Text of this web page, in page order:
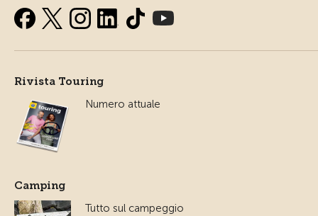
Rivista Touring
Numero attuale
Camping
Tutto sul campeggio